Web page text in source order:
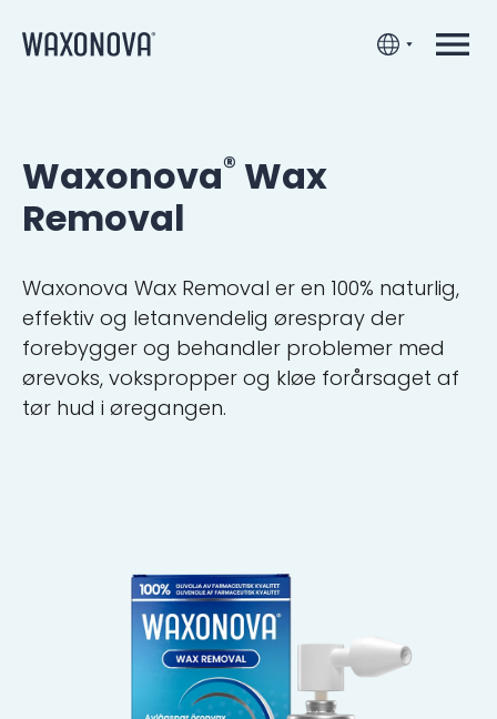
Waxonova® Wax
Removal
Waxonova Wax Removal er en 100% naturlig,
effektiv og letanvendelig ørespray der
forebygger og behandler problemer med
ørevoks, vokspropper og kløe forårsaget af
tør hud i øregangen.